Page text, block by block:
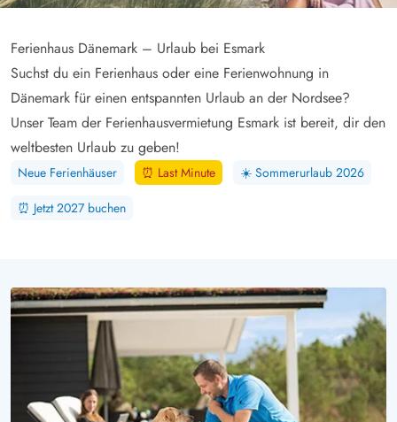
Ferienhaus Dänemark – Urlaub bei Esmark
Suchst du ein Ferienhaus oder eine Ferienwohnung in
Dänemark für einen entspannten Urlaub an der Nordsee?
Unser Team der Ferienhausvermietung Esmark ist bereit, dir den
weltbesten Urlaub zu geben!
Neue Ferienhäuser ⏰ Last Minute ☀️ Sommerurlaub 2026
⏰ Jetzt 2027 buchen